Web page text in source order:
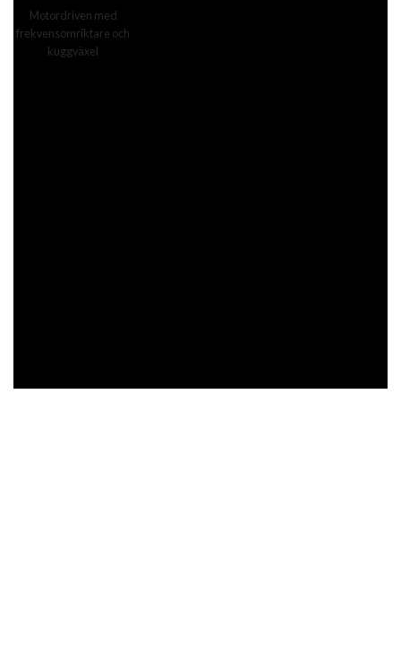
Motordriven med
frekvensomriktare och
kuggväxel